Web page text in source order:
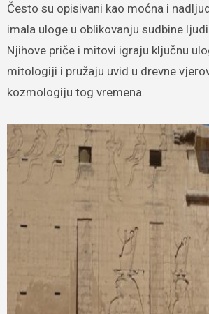
Često su opisivani kao moćna i
imala uloge u oblikovanju sudbine
Njihove priče i mitovi igraju ključnu
mitologiji i pružaju uvid u drevne
kozmologiju tog vremena.